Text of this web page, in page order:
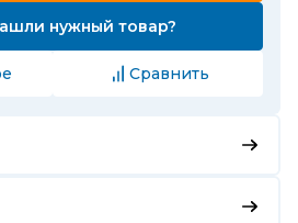
нужный товар?
Сравнить